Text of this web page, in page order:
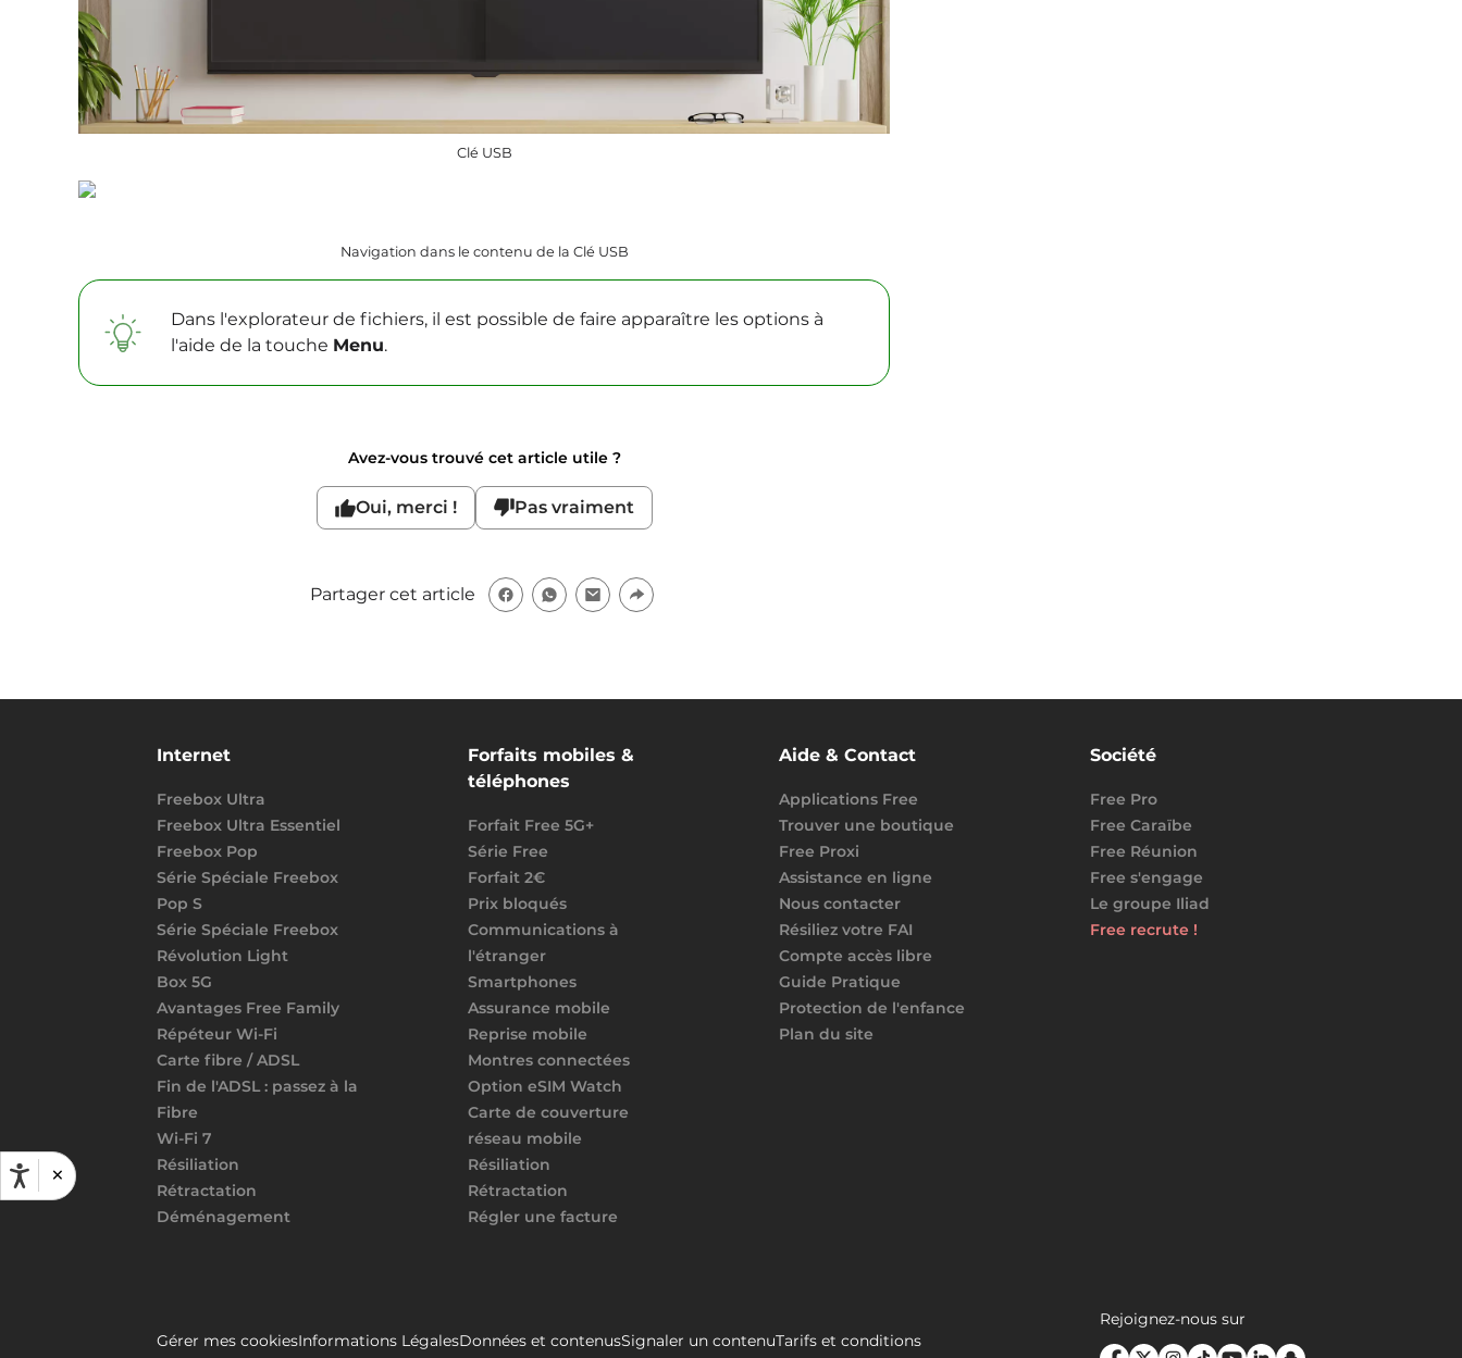
×
Clé USB
Navigation dans le contenu de la Clé USB
Dans l'explorateur de fichiers, il est possible de faire apparaître les options à
l'aide de la touche Menu.
Avez-vous trouvé cet article utile ?
Oui, merci ! Pas vraiment
Partager cet article
Internet
Freebox Ultra
Freebox Ultra Essentiel
Freebox Pop
Série Spéciale Freebox
Pop S
Série Spéciale Freebox
Révolution Light
Box 5G
Avantages Free Family
Répéteur Wi-Fi
Carte fibre / ADSL
Fin de l'ADSL : passez à la
Fibre
Wi-Fi 7
Résiliation
Rétractation
Déménagement
Forfaits mobiles &
téléphones
Forfait Free 5G+
Série Free
Forfait 2€
Prix bloqués
Communications à
l'étranger
Smartphones
Assurance mobile
Reprise mobile
Montres connectées
Option eSIM Watch
Carte de couverture
réseau mobile
Résiliation
Rétractation
Régler une facture
Aide & Contact
Applications Free
Trouver une boutique
Free Proxi
Assistance en ligne
Nous contacter
Résiliez votre FAI
Compte accès libre
Guide Pratique
Protection de l'enfance
Plan du site
Société
Free Pro
Free Caraïbe
Free Réunion
Free s'engage
Le groupe Iliad
Free recrute !
Gérer mes cookiesInformations LégalesDonnées et contenusSignaler un contenuTarifs et conditions
Rejoignez-nous sur